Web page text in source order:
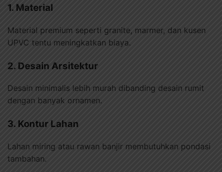
1. Material
Material premium seperti granite, marmer, dan kusen
UPVC tentu meningkatkan biaya.
2. Desain Arsitektur
Desain minimalis lebih murah dibanding desain rumit
dengan banyak ornamen.
3. Kontur Lahan
Lahan miring atau rawan banjir membutuhkan pondasi
tambahan.